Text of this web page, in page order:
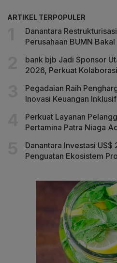
ARTIKEL TERPOPULER
Danantara
Perusahaan BUMN Bakal
bank bjb Jadi Sponsor
2026, Perkuat
Pegadaian Raih
Inovasi Keuangan Inklusif
Perkuat Layanan
Pertamina Patra Niaga
Danantara Investasi
Penguatan Ekosistem